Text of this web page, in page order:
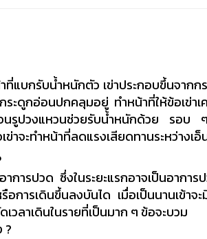
ที่แบกรับน้ำหนักตัว เข่าประกอบขึ้นจาก
ะดูกอ่อนปกคลุมอยู่ ทำหน้าที่ให้ข้อเข่าเ
นรูปวงแหวนช่วยรับน้ำหนักด้วย รอบ
าจะทำหน้าที่ลดแรงเสียดทานระหว่างเ
การปวด ซึ่งในระยะแรกอาจเป็นอาก
ารเดินขึ้นลงบันได เมื่อเป็นนานเข้าจ
ลาเดินในรายที่เป็นมาก ๆ ข้อจะบวม
?